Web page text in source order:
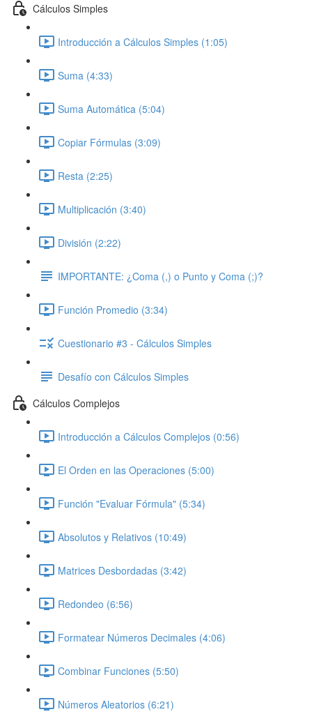
Cálculos Simples
Introducción a Cálculos Simples (1:05)
Suma (4:33)
Suma Automática (5:04)
Copiar Fórmulas (3:09)
Resta (2:25)
Multiplicación (3:40)
División (2:22)
IMPORTANTE: ¿Coma (,) o Punto y Coma (;)?
Función Promedio (3:34)
Cuestionario #3 - Cálculos Simples
Desafío con Cálculos Simples
Cálculos Complejos
Introducción a Cálculos Complejos (0:56)
El Orden en las Operaciones (5:00)
Función "Evaluar Fórmula" (5:34)
Absolutos y Relativos (10:49)
Matrices Desbordadas (3:42)
Redondeo (6:56)
Formatear Números Decimales (4:06)
Combinar Funciones (5:50)
Números Aleatorios (6:21)